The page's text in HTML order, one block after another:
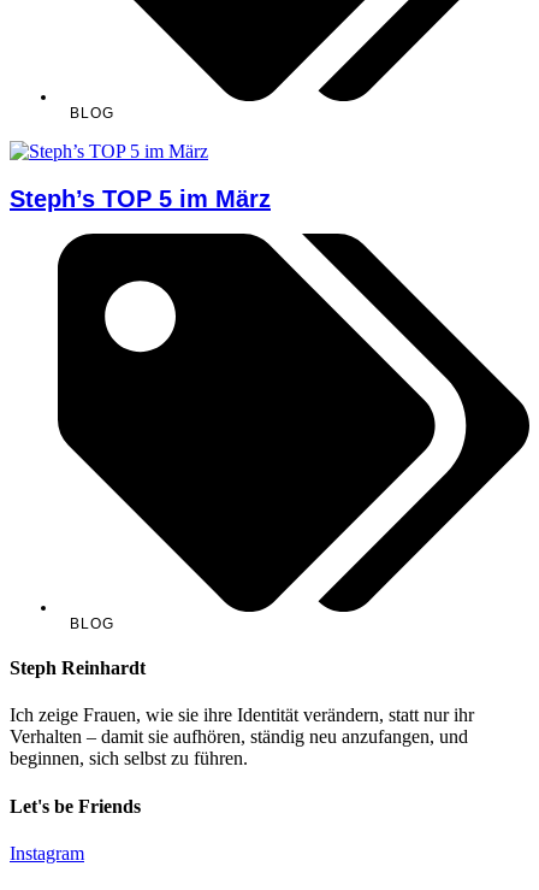
BLOG
Steph’s TOP 5 im März
BLOG
Steph Reinhardt
Ich zeige Frauen, wie sie ihre Identität verändern, statt nur ihr
Verhalten – damit sie aufhören, ständig neu anzufangen, und
beginnen, sich selbst zu führen.
Let's be Friends
Instagram